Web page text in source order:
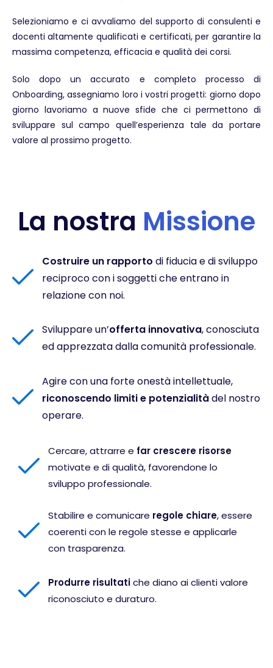
Selezioniamo e ci avvaliamo del supporto di consulenti e
docenti altamente qualificati e certificati, per garantire la
massima competenza, efficacia e qualità dei corsi.
Solo dopo un accurato e completo processo di
Onboarding, assegniamo loro i vostri progetti: giorno dopo
giorno lavoriamo a nuove sfide che ci permettono di
sviluppare sul campo quell’esperienza tale da portare
valore al prossimo progetto.
La nostra Missione
Costruire un rapporto di fiducia e di sviluppo
reciproco con i soggetti che entrano in
relazione con noi.
Sviluppare un’offerta innovativa, conosciuta
ed apprezzata dalla comunità professionale.
Agire con una forte onestà intellettuale,
riconoscendo limiti e potenzialitàdel nostro
operare.
Cercare, attrarre e far crescere risorse
motivate e di qualità, favorendone lo
sviluppo professionale.
Stabilire e comunicare regole chiare, essere
coerenti con le regole stesse e applicarle
con trasparenza.
Produrre risultatiche diano ai clienti valore
riconosciuto e duraturo.